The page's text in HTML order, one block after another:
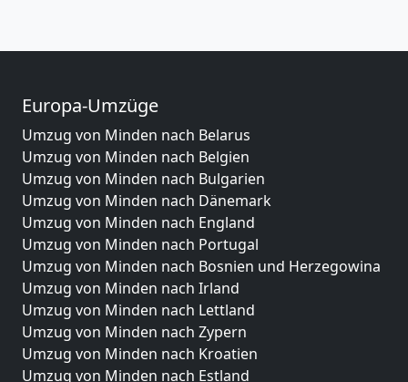
Europa-Umzüge
Umzug von Minden nach Belarus
Umzug von Minden nach Belgien
Umzug von Minden nach Bulgarien
Umzug von Minden nach Dänemark
Umzug von Minden nach England
Umzug von Minden nach Portugal
Umzug von Minden nach Bosnien und Herzegowina
Umzug von Minden nach Irland
Umzug von Minden nach Lettland
Umzug von Minden nach Zypern
Umzug von Minden nach Kroatien
Umzug von Minden nach Estland